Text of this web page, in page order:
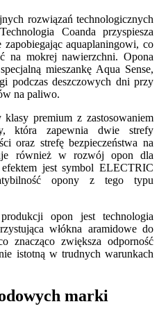
rozwiązań technologicznych
Coanda przyspiesza
aquaplaningowi, co
na mokrej nawierzchni. Opona
mieszankę Aqua Sense,
podczas deszczowych dni przy
na paliwo.
premium z zastosowaniem
która zapewnia dwie strefy
oraz strefę bezpieczeństwa na
również w rozwój opon dla
jest symbol ELECTRIC
opony z tego typu
opon jest technologia
włókna aramidowe do
znacząco zwiększa odporność
istotną w trudnych warunkach
marki